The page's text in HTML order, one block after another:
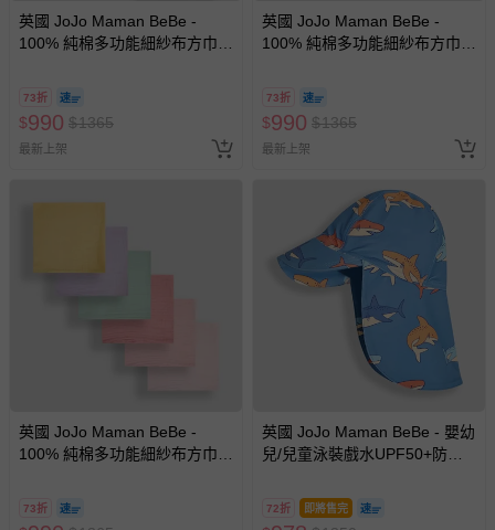
英國 JoJo Maman BeBe -
100% 純棉多功能細紗布方巾/
73折
$990 $1365
最新上架
英國 JoJo Maman BeBe -
100% 純棉多功能細紗布方巾/
73折
$990 $1365
最新上架
英國 JoJo Maman BeBe -
100% 純棉多功能細紗布方巾/
73折
英國 JoJo Maman BeBe - 嬰幼
兒/兒童泳裝戲水UPF50+防曬
72折 即將售完